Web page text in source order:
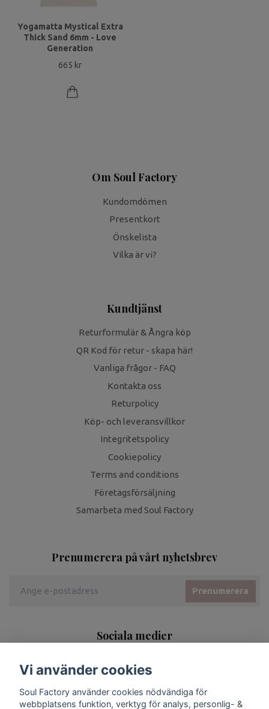
Yogamatta Mystical Extra
Thick Sand 6mm - Love
Generation
665 kr
Om Soul Factory
Kundomdömen
Presentkort
Önskelista
Vilka är vi?
Kundtjänst
Returformulär & Ångra köp
QR Kod för retur - skapa här!
Vanliga frågor - FAQ
Kontakta oss
Returpolicy
Köp- och leveransvillkor
Integritetspolicy
Cookiepolicy
Terms and conditions
Företagsförsäljning
Samarbeta med Soul Factory
Prenumerera på vårt nyhetsbrev
Prenumerera
Sociala medier
Vi använder cookies
Soul Factory använder cookies nödvändiga för
webbplatsens funktion, verktyg för analys, personlig- &